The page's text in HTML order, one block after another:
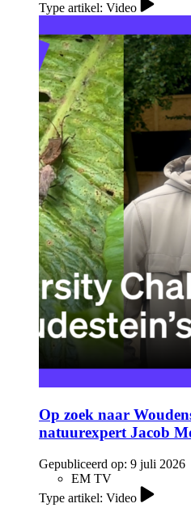
Type artikel: Video
Op zoek naar
natuurexpert Jacob
Gepubliceerd op: 9 juli 2026
EM TV
Type artikel: Video